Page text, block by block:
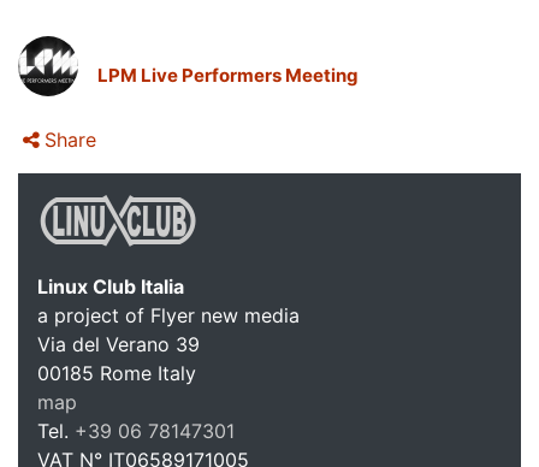
LPM Live Performers Meeting
Share
Linux Club Italia
a project of Flyer new media
Via del Verano 39
00185 Rome Italy
map
Tel. +39 06 78147301
VAT N° IT06589171005